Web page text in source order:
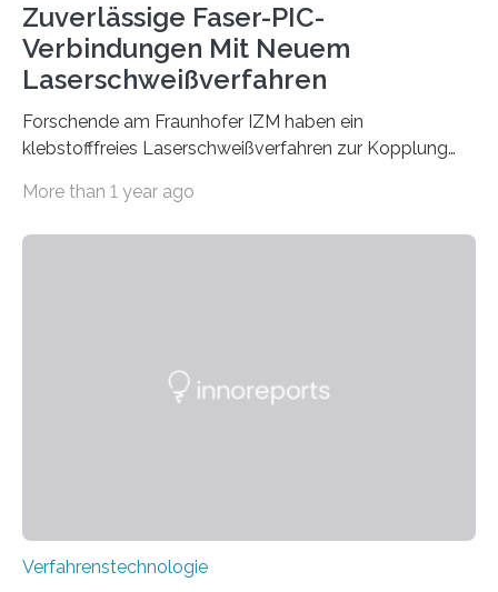
Zuverlässige Faser-PIC-
Verbindungen Mit Neuem
Laserschweißverfahren
Forschende am Fraunhofer IZM haben ein
klebstofffreies Laserschweißverfahren zur Kopplung
optischen Glasfasern realisiert, welches auch in
Tieftemperaturumgebung ist unerlässlich zur
More than 1 year ago
Verfahrenstechnologie